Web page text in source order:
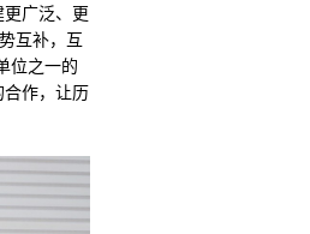
广泛、更
互补，互
位之一的
作，让历